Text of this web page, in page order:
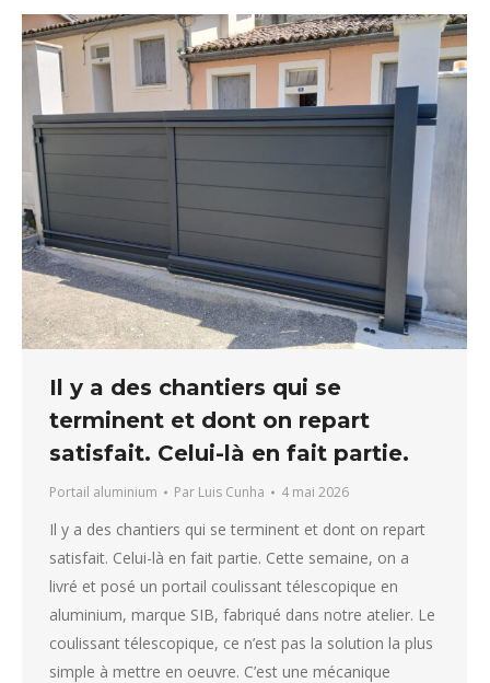
Il y a des chantiers qui se
terminent et dont on repart
satisfait. Celui-là en fait partie.
Portail aluminium Par Luis Cunha 4 mai 2026
Il y a des chantiers qui se terminent et dont on repart
satisfait. Celui-là en fait partie. Cette semaine, on a
livré et posé un portail coulissant télescopique en
aluminium, marque SIB, fabriqué dans notre atelier. Le
coulissant télescopique, ce n’est pas la solution la plus
simple à mettre en oeuvre. C’est une mécanique